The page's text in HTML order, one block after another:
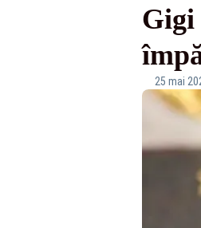
Gigi
25 mai